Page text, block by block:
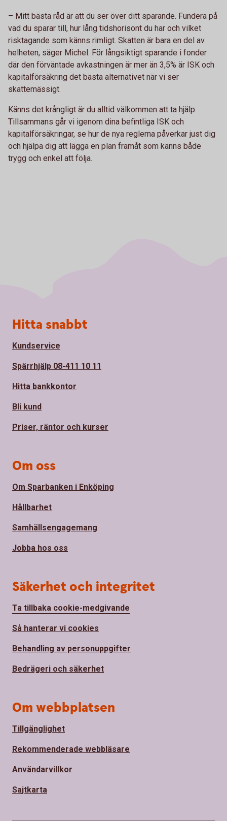
– Mitt bästa råd är att du ser över ditt sparande. Fundera på
vad du sparar till, hur lång tidshorisont du har och vilket
risktagande som känns rimligt. Skatten är bara en del av
helheten, säger Michel. För långsiktigt sparande i fonder
där den förväntade avkastningen är mer än 3,5% är ISK och
kapitalförsäkring det bästa alternativet när vi ser
skattemässigt.
Känns det krångligt är du alltid välkommen att ta hjälp.
Tillsammans går vi igenom dina befintliga ISK och
kapitalförsäkringar, se hur de nya reglerna påverkar just dig
och hjälpa dig att lägga en plan framåt som känns både
trygg och enkel att följa.
Sidfot
Hitta snabbt
Kundservice
Spärrhjälp 08-411 10 11
Hitta bankkontor
Bli kund
Priser, räntor och kurser
Om oss
Om Sparbanken i Enköping
Hållbarhet
Samhällsengagemang
Jobba hos oss
Säkerhet och integritet
Ta tillbaka cookie-medgivande
Så hanterar vi cookies
Behandling av personuppgifter
Bedrägeri och säkerhet
Om webbplatsen
Tillgänglighet
Rekommenderade webbläsare
Användarvillkor
Sajtkarta